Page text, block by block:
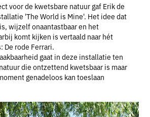
voor de kwetsbare natuur gaf Erik de
'The World is Mine'. Het idee dat
wijzelf onaantastbaar en het
komt kijken is vertaald naar hét
De rode Ferrari.
gaat in deze installatie ten
die ontzettend kwetsbaar is maar
genadeloos kan toeslaan